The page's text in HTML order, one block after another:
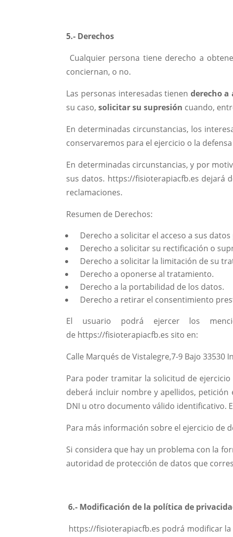
5.- Derechos
Cualquier persona tiene derecho a
conciernan, o no.
Las personas interesadas tienen derecho a
su caso,solicitar su supresión cuando,
En determinadas circunstancias, los
conservaremos para el ejercicio o la
En determinadas circunstancias, y por
sus datos. https://fisioterapiacfb.es dejará
reclamaciones.
Resumen de Derechos:
Derecho a solicitar el acceso a sus
Derecho a solicitar su rectificación o
Derecho a solicitar la limitación de su
Derecho a oponerse al tratamiento.
Derecho a la portabilidad de los datos.
Derecho a retirar el consentimiento
El usuario podrá ejercer los
de https://fisioterapiacfb.es sito en:
Calle Marqués de Vistalegre,7-9 Bajo 33530
Para poder tramitar la solicitud de
deberá incluir nombre y apellidos,
DNI u otro documento válido identificativo.
Para más información sobre el ejercicio de
Si considera que hay un problema con la
autoridad de protección de datos que
6.- Modificación de la política de
https://fisioterapiacfb.es podrá modificar